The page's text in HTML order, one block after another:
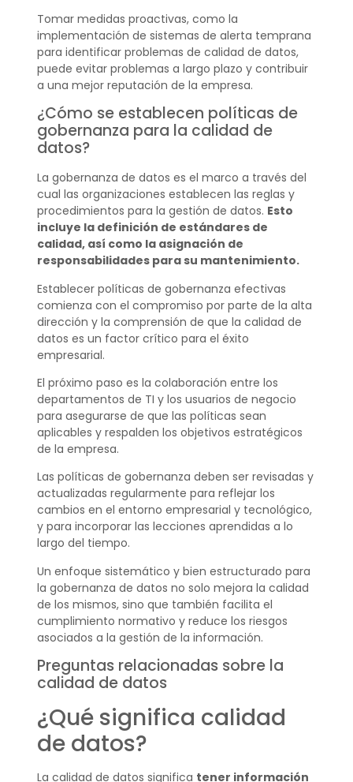
Tomar medidas proactivas, como la
implementación de sistemas de alerta temprana
para identificar problemas de calidad de datos,
puede evitar problemas a largo plazo y contribuir
a una mejor reputación de la empresa.
¿Cómo se establecen políticas de
gobernanza para la calidad de
datos?
La gobernanza de datos es el marco a través del
cual las organizaciones establecen las reglas y
procedimientos para la gestión de datos. Esto
incluye la definición de estándares de
calidad, así como la asignación de
responsabilidades para su mantenimiento.
Establecer políticas de gobernanza efectivas
comienza con el compromiso por parte de la alta
dirección y la comprensión de que la calidad de
datos es un factor crítico para el éxito
empresarial.
El próximo paso es la colaboración entre los
departamentos de TI y los usuarios de negocio
para asegurarse de que las políticas sean
aplicables y respalden los objetivos estratégicos
de la empresa.
Las políticas de gobernanza deben ser revisadas y
actualizadas regularmente para reflejar los
cambios en el entorno empresarial y tecnológico,
y para incorporar las lecciones aprendidas a lo
largo del tiempo.
Un enfoque sistemático y bien estructurado para
la gobernanza de datos no solo mejora la calidad
de los mismos, sino que también facilita el
cumplimiento normativo y reduce los riesgos
asociados a la gestión de la información.
Preguntas relacionadas sobre la
calidad de datos
¿Qué significa calidad
de datos?
La calidad de datos significa tener información